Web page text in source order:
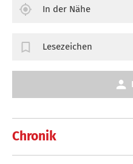
Chronik
In der Nähe
Lesezeichen